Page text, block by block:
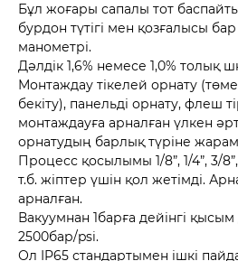
Бұл жоғары сапалы тот
бурдон түтігі мен қозғалысы бар
манометрі.
Дәлдік 1,6% немесе 1,0% толық
Монтаждау тікелей орнату
бекіту), панельді орнату, флеш
монтаждауға арналған үлкен
орнатудың барлық түріне
Процесс қосылымы 1/8”, 1/4”, 3/8”,
т.б. жіптер үшін қол жетімді.
арналған.
Вакуумнан 1барға дейінгі
2500бар/psi.
Ол IP65 стандартымен ішкі